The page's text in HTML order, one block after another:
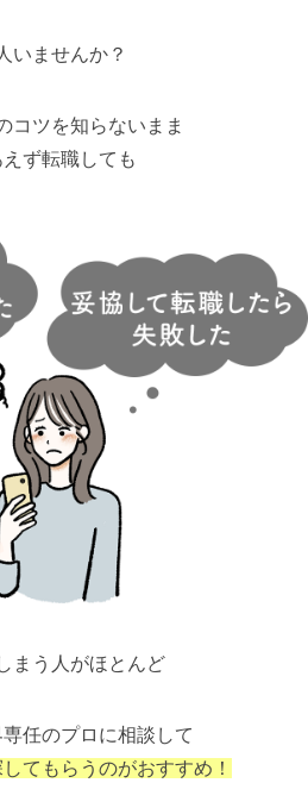
いませんか？
コツを知らないまま
えず転職しても
まう人がほとんど
任のプロに相談して
てもらうのがおすすめ！